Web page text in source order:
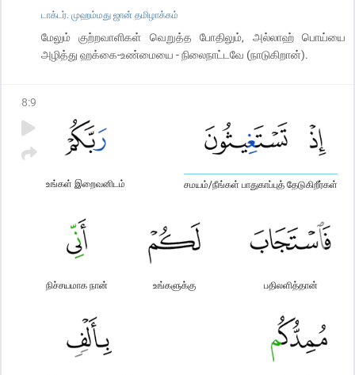
டாக்டர். முஹம்மது ஜான் தமிழாக்கம்
மேலும் குற்றவாளிகள் வெறுத்த போதிலும், அல்லாஹ் பொய்யை
அழித்து ஹக்கை-உண்மையை - நிலைநாட்டவே (நாடுகிறான்).
8:9
சமயம்/நீங்கள் பாதுகாப்புத் தேடுகிறீர்கள்
உங்கள் இறைவனிடம்
பதிலளித்தான்
உங்களுக்கு
நிச்சயமாக நான்